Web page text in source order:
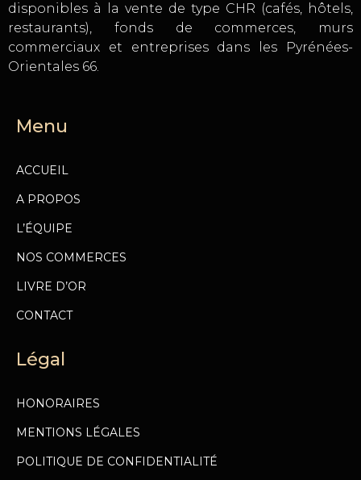
disponibles à la vente de type CHR (cafés, hôtels,
restaurants), fonds de commerces, murs
commerciaux et entreprises dans les Pyrénées-
Orientales 66.
Menu
ACCUEIL
A PROPOS
L’ÉQUIPE
NOS COMMERCES
LIVRE D’OR
CONTACT
Légal
HONORAIRES
MENTIONS LÉGALES
POLITIQUE DE CONFIDENTIALITÉ